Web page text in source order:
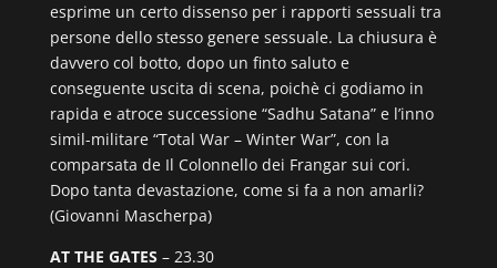
esprime un certo dissenso per i rapporti sessuali tra
persone dello stesso genere sessuale. La chiusura è
davvero col botto, dopo un finto saluto e
conseguente uscita di scena, poichè ci godiamo in
rapida e atroce successione “Sadhu Satana” e l’inno
simil-militare “Total War – Winter War”, con la
comparsata de Il Colonnello dei Frangar sui cori.
Dopo tanta devastazione, come si fa a non amarli?
(Giovanni Mascherpa)
AT THE GATES – 23.30